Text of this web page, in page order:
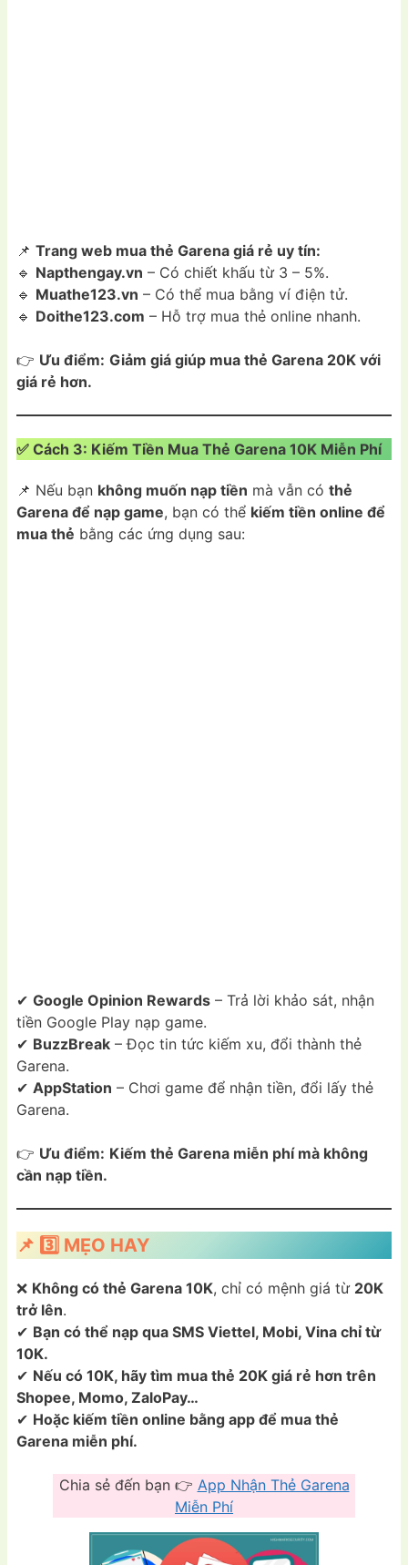
📌 Trang web mua thẻ Garena giá rẻ uy tín:
🔹 Napthengay.vn – Có chiết khấu từ 3 – 5%.
🔹 Muathe123.vn – Có thể mua bằng ví điện tử.
🔹 Doithe123.com – Hỗ trợ mua thẻ online nhanh.
👉 Ưu điểm: Giảm giá giúp mua thẻ Garena 20K với
giá rẻ hơn.
✅ Cách 3: Kiếm Tiền Mua Thẻ Garena 10K Miễn Phí
📌 Nếu bạn không muốn nạp tiền mà vẫn có thẻ
Garena để nạp game, bạn có thể kiếm tiền online để
mua thẻ bằng các ứng dụng sau:
✔ Google Opinion Rewards – Trả lời khảo sát, nhận
tiền Google Play nạp game.
✔ BuzzBreak – Đọc tin tức kiếm xu, đổi thành thẻ
Garena.
✔ AppStation – Chơi game để nhận tiền, đổi lấy thẻ
Garena.
👉 Ưu điểm: Kiếm thẻ Garena miễn phí mà không
cần nạp tiền.
📌 3️⃣ MẸO HAY
❌ Không có thẻ Garena 10K, chỉ có mệnh giá từ 20K
trở lên.
✔ Bạn có thể nạp qua SMS Viettel, Mobi, Vina chỉ từ
10K.
✔ Nếu có 10K, hãy tìm mua thẻ 20K giá rẻ hơn trên
Shopee, Momo, ZaloPay…
✔ Hoặc kiếm tiền online bằng app để mua thẻ
Garena miễn phí.
Chia sẻ đến bạn 👉 App Nhận Thẻ Garena
Miễn Phí